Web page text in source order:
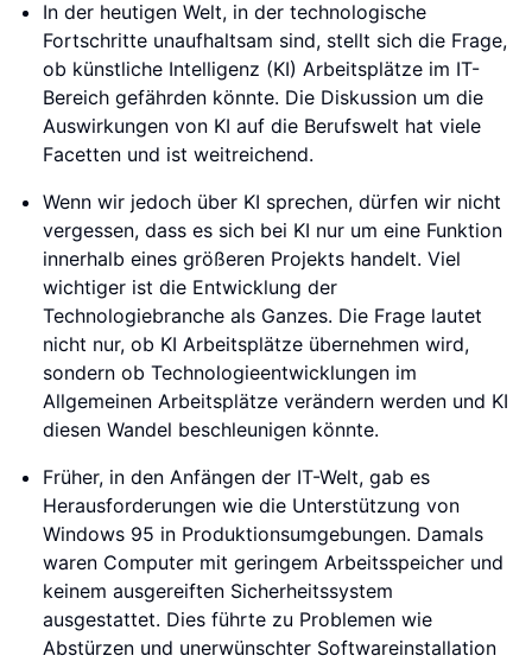
In der heutigen Welt, in der technologische
Fortschritte unaufhaltsam sind, stellt sich die Frage,
ob künstliche Intelligenz (KI) Arbeitsplätze im IT-
Bereich gefährden könnte. Die Diskussion um die
Auswirkungen von KI auf die Berufswelt hat viele
Facetten und ist weitreichend.
Wenn wir jedoch über KI sprechen, dürfen wir nicht
vergessen, dass es sich bei KI nur um eine Funktion
innerhalb eines größeren Projekts handelt. Viel
wichtiger ist die Entwicklung der
Technologiebranche als Ganzes. Die Frage lautet
nicht nur, ob KI Arbeitsplätze übernehmen wird,
sondern ob Technologieentwicklungen im
Allgemeinen Arbeitsplätze verändern werden und KI
diesen Wandel beschleunigen könnte.
Früher, in den Anfängen der IT-Welt, gab es
Herausforderungen wie die Unterstützung von
Windows 95 in Produktionsumgebungen. Damals
waren Computer mit geringem Arbeitsspeicher und
keinem ausgereiften Sicherheitssystem
ausgestattet. Dies führte zu Problemen wie
Abstürzen und unerwünschter Softwareinstallation